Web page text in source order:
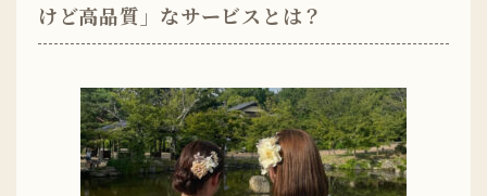
けど高品質」なサービスとは？